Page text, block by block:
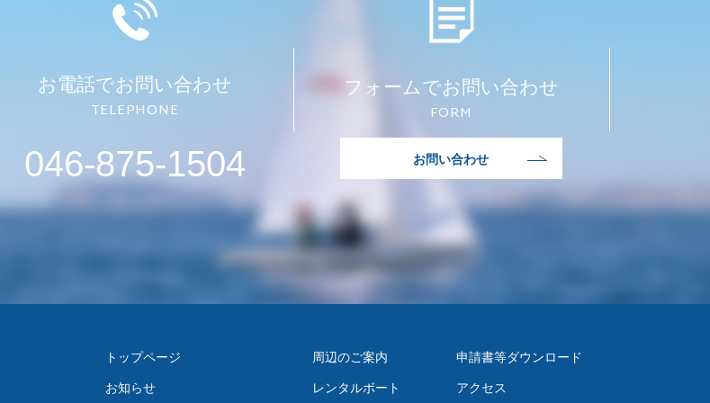
お電話でお問い合わせ
TELEPHONE
046-875-1504
フォームでお問い合わせ
FORM
お問い合わせ
トップページ
お知らせ
周辺のご案内
レンタルボート
申請書等ダウンロード
アクセス